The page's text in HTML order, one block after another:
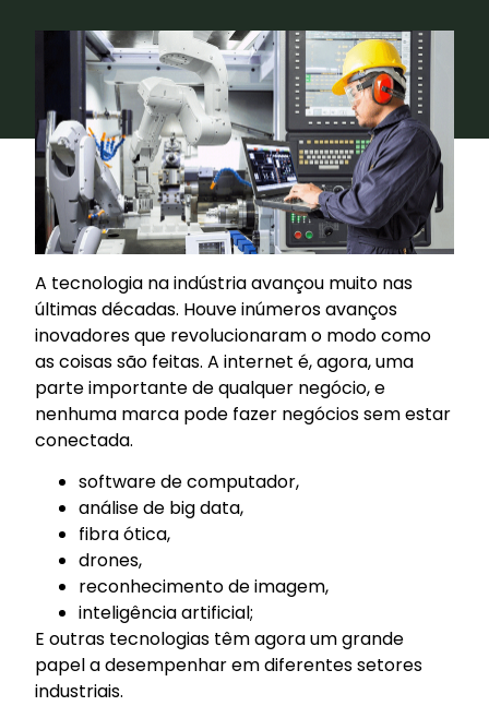
A tecnologia na indústria avançou muito nas
últimas décadas. Houve inúmeros avanços
inovadores que revolucionaram o modo como
as coisas são feitas. A internet é, agora, uma
parte importante de qualquer negócio, e
nenhuma marca pode fazer negócios sem estar
conectada.
software de computador,
análise de big data,
fibra ótica,
drones,
reconhecimento de imagem,
inteligência artificial;
E outras tecnologias têm agora um grande
papel a desempenhar em diferentes setores
industriais.